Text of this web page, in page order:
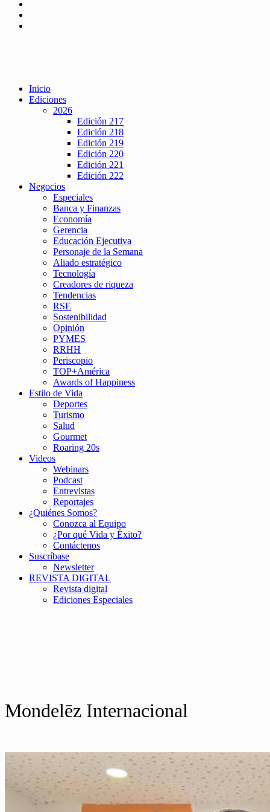
Inicio
Ediciones
2026
Edición 217
Edición 218
Edición 219
Edición 220
Edición 221
Edición 222
Negocios
Especiales
Banca y Finanzas
Economía
Gerencia
Educación Ejecutiva
Personaje de la Semana
Aliado estratégico
Tecnología
Creadores de riqueza
Tendencias
RSE
Sostenibilidad
Opinión
PYMES
RRHH
Periscopio
TOP+América
Awards of Happiness
Estilo de Vida
Deportes
Turismo
Salud
Gourmet
Roaring 20s
Videos
Webinars
Podcast
Entrevistas
Reportajes
¿Quiénes Somos?
Conozca al Equipo
¿Por qué Vida y Éxito?
Contáctenos
Suscríbase
Newsletter
REVISTA DIGITAL
Revista digital
Ediciones Especiales
Mondelēz Internacional